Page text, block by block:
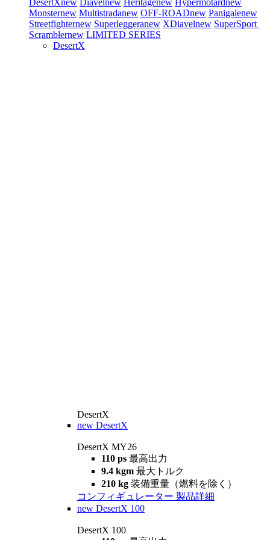
DesertXnew Diavelnew Heritagenew Hypermotardnew
Monsternew Multistradanew OFF-ROADnew Panigalenew
Streetfighternew Superleggeranew XDiavelnew SuperSport
Scramblernew LIMITED SERIES
DesertX
DesertX
new DesertX
DesertX MY26
110 ps 最高出力
9.4 kgm 最大トルク
210 kg 装備重量（燃料を除く）
コンフィギュレーター 製品詳細
new DesertX 100
DesertX 100